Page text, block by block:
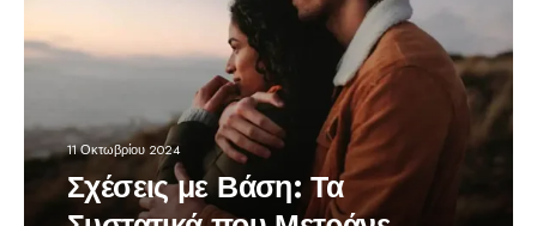
11 Οκτωβρίου 2024
Σχέσεις με Βάση: Τα